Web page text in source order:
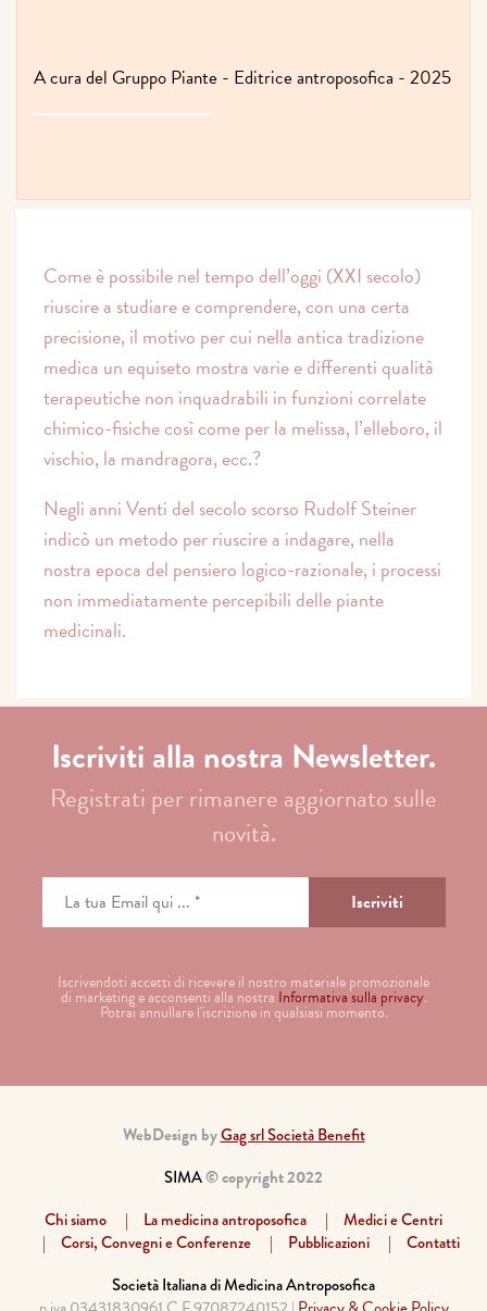
A cura del Gruppo Piante - Editrice antroposofica - 2025
Come è possibile nel tempo dell’oggi (XXI secolo)
riuscire a studiare e comprendere, con una certa
precisione, il motivo per cui nella antica tradizione
medica un equiseto mostra varie e differenti qualità
terapeutiche non inquadrabili in funzioni correlate
chimico-fisiche così come per la melissa, l’elleboro, il
vischio, la mandragora, ecc.?
Negli anni Venti del secolo scorso Rudolf Steiner
indicò un metodo per riuscire a indagare, nella
nostra epoca del pensiero logico-razionale, i processi
non immediatamente percepibili delle piante
medicinali.
Iscriviti alla nostra Newsletter.
Registrati per rimanere aggiornato sulle
novità.
Iscrivendoti accetti di ricevere il nostro materiale promozionale
di marketing e acconsenti alla nostra Informativa sulla privacy.
Potrai annullare l'iscrizione in qualsiasi momento.
WebDesign byGag srl Società Benefit
SIMA© copyright 2022
Chi siamo
La medicina antroposofica
Medici e Centri
Corsi, Convegni e Conferenze
Pubblicazioni
Contatti
Società Italiana di Medicina Antroposofica